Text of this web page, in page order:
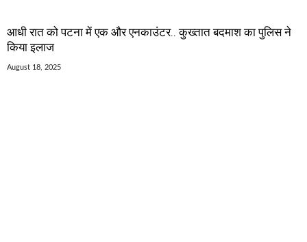
आधी रात को पटना में एक और एनकाउंटर.. कुख्तात बदमाश का पुलिस ने
किया इलाज
August 18, 2025